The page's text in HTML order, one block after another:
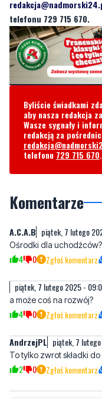
Byliście świadkami
aby nasza redakcja
Wasze sygnały i
telefonu729 715 670.
Komentarze
Ośrodki dla
piątek, 7 lutego 2025 -
a może coś na rozwój?
AndrzejPL piątek, 7 lutego
To tylko zwrot składki do
Napisz swój